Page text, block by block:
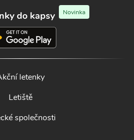
do kapsy Novinka
letenky
Letiště
společnosti